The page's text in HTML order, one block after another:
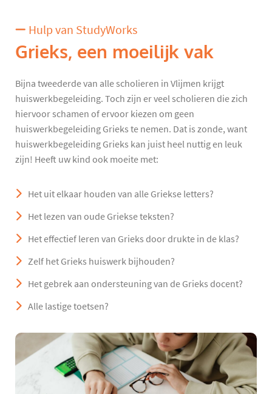
Hulp van StudyWorks
Grieks, een moeilijk vak
Bijna tweederde van alle scholieren in Vlijmen krijgt
huiswerkbegeleiding. Toch zijn er veel scholieren die zich
hiervoor schamen of ervoor kiezen om geen
huiswerkbegeleiding Grieks te nemen. Dat is zonde, want
huiswerkbegeleiding Grieks kan juist heel nuttig en leuk
zijn! Heeft uw kind ook moeite met:
Het uit elkaar houden van alle Griekse letters?
Het lezen van oude Griekse teksten?
Het effectief leren van Grieks door drukte in de klas?
Zelf het Grieks huiswerk bijhouden?
Het gebrek aan ondersteuning van de Grieks docent?
Alle lastige toetsen?